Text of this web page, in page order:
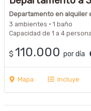
Departamento en alquiler
3 ambientes · 1 baño
Capacidad de 1 a 4
$ 110.000 por día
Mapa Incluye